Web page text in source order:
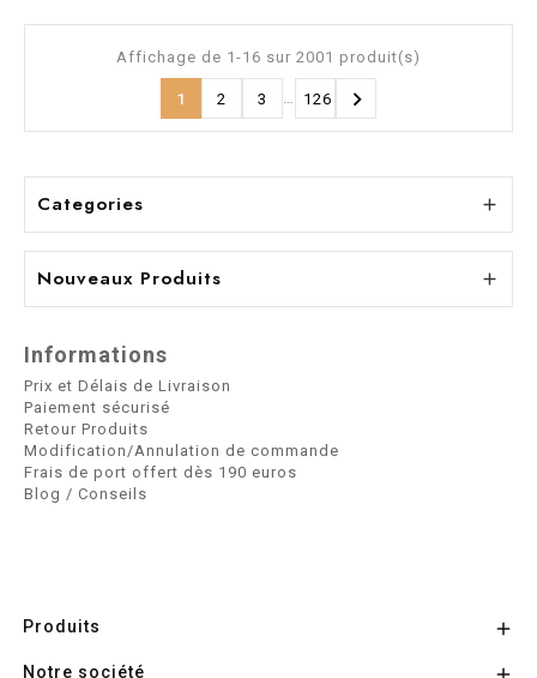
Affichage de 1-16 sur 2001 produit(s)
1 2 3 … 126 
Categories 
Nouveaux Produits 
Informations
Prix et Délais de Livraison
Paiement sécurisé
Retour Produits
Modification/Annulation de commande
Frais de port offert dès 190 euros
Blog / Conseils
Produits 
Notre société